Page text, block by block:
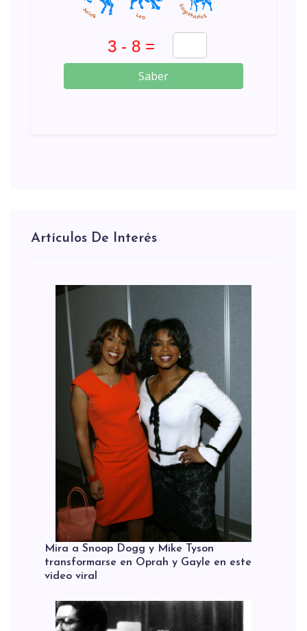
Saber
Artículos De Interés
Mira a Snoop Dogg y Mike Tyson
transformarse en Oprah y Gayle en este
video viral